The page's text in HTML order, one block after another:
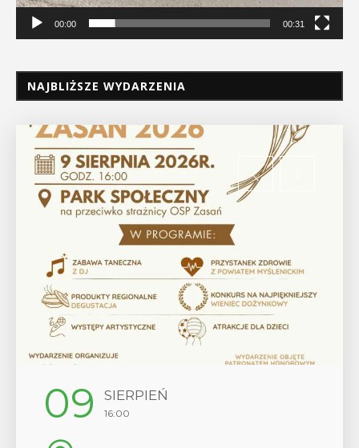
00:00 00:31
NAJBLIŻSZE WYDARZENIA
09 SIERPIEŃ
16:00